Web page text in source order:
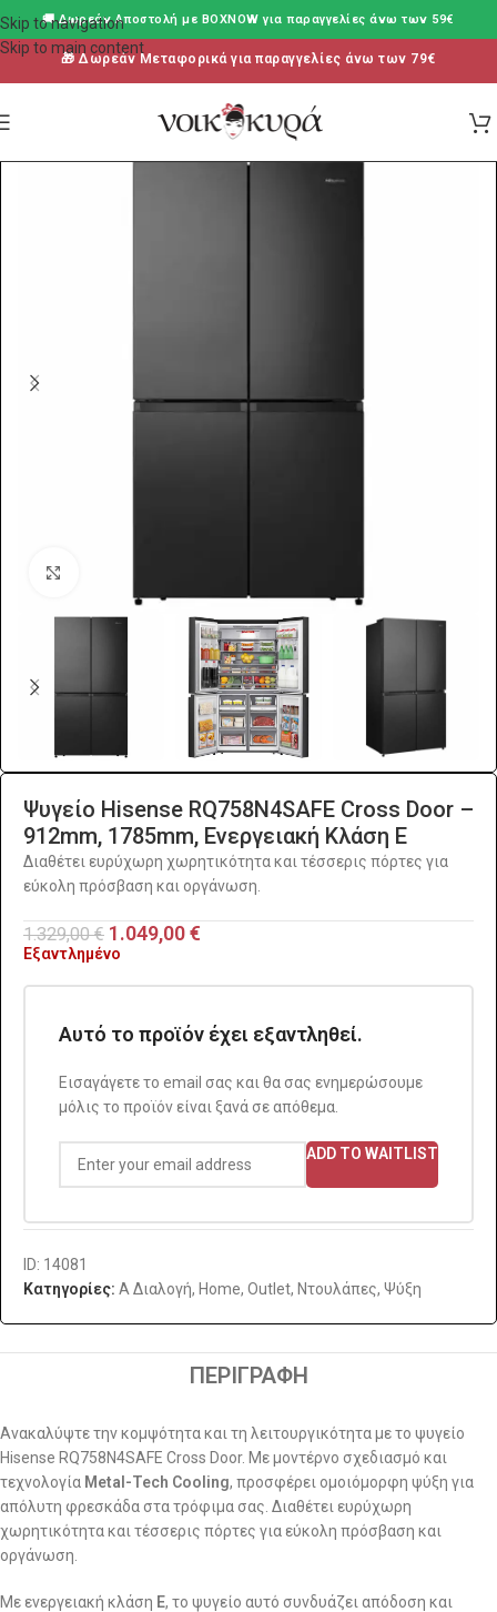
Skip to navigation
Skip to main content
🚚 Δωρεάν Aποστολή με BOXNOW για παραγγελίες άνω των 59€
🎁 Δωρεάν Μεταφορικά για παραγγελίες άνω των 79€
Ψυγείο Hisense RQ758N4SAFE Cross Door –
912mm, 1785mm, Ενεργειακή Κλάση Ε
Διαθέτει ευρύχωρη χωρητικότητα και τέσσερις πόρτες για
εύκολη πρόσβαση και οργάνωση.
1.329,00€ 1.049,00€
Εξαντλημένο
Αυτό το προϊόν έχει εξαντληθεί.
Εισαγάγετε το email σας και θα σας ενημερώσουμε
μόλις το προϊόν είναι ξανά σε απόθεμα.
ADD TO WAITLIST
ID: 14081
Κατηγορίες: A Διαλογή, Home, Outlet, Ντουλάπες, Ψύξη
ΠΕΡΙΓΡΑΦΉ
Ανακαλύψτε την κομψότητα και τη λειτουργικότητα με το ψυγείο
Hisense RQ758N4SAFE Cross Door. Με μοντέρνο σχεδιασμό και
τεχνολογία Metal-Tech Cooling, προσφέρει ομοιόμορφη ψύξη για
απόλυτη φρεσκάδα στα τρόφιμα σας. Διαθέτει ευρύχωρη
χωρητικότητα και τέσσερις πόρτες για εύκολη πρόσβαση και
οργάνωση.
Με ενεργειακή κλάση Ε, το ψυγείο αυτό συνδυάζει απόδοση και